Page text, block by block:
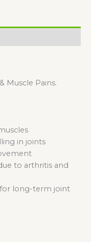
Muscle Pains.
in joints
to arthritis and
long-term joint